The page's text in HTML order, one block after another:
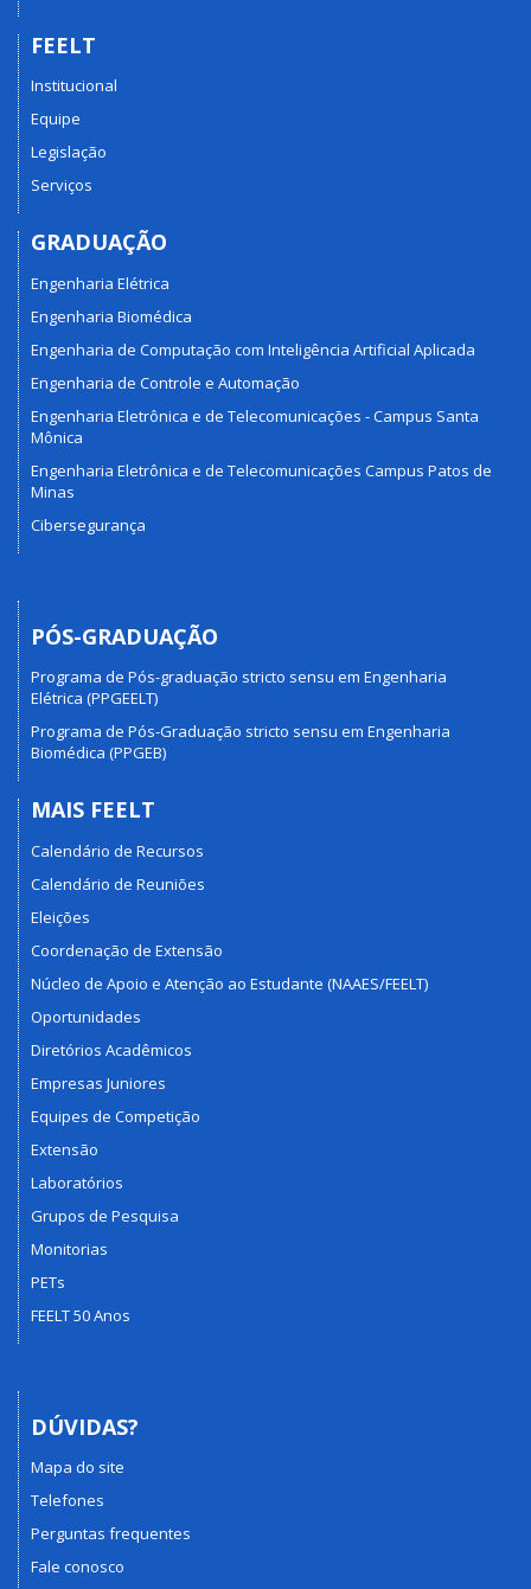
FEELT
Institucional
Equipe
Legislação
Serviços
GRADUAÇÃO
Engenharia Elétrica
Engenharia Biomédica
Engenharia de Computação com Inteligência Artificial Aplicada
Engenharia de Controle e Automação
Engenharia Eletrônica e de Telecomunicações - Campus Santa
Mônica
Engenharia Eletrônica e de Telecomunicações Campus Patos de
Minas
Cibersegurança
PÓS-GRADUAÇÃO
Programa de Pós-graduação stricto sensu em Engenharia
Elétrica (PPGEELT)
Programa de Pós-Graduação stricto sensu em Engenharia
Biomédica (PPGEB)
MAIS FEELT
Calendário de Recursos
Calendário de Reuniões
Eleições
Coordenação de Extensão
Núcleo de Apoio e Atenção ao Estudante (NAAES/FEELT)
Oportunidades
Diretórios Acadêmicos
Empresas Juniores
Equipes de Competição
Extensão
Laboratórios
Grupos de Pesquisa
Monitorias
PETs
FEELT 50 Anos
DÚVIDAS?
Mapa do site
Telefones
Perguntas frequentes
Fale conosco